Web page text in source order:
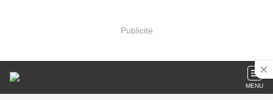
Publicité
MENU